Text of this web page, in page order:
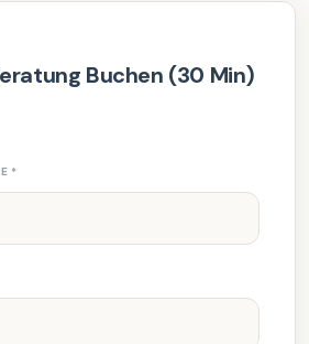
Buchen (30 Min)
*